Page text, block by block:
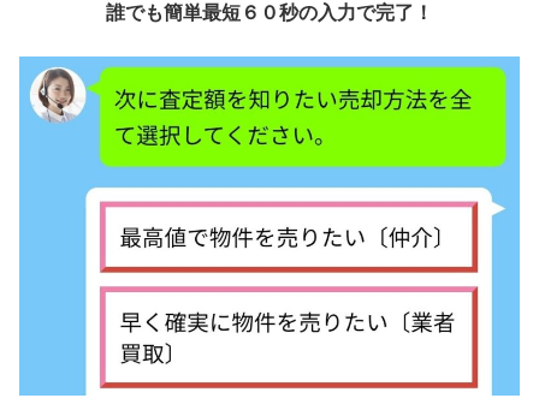
誰でも簡単最短６０秒の入力で完了！